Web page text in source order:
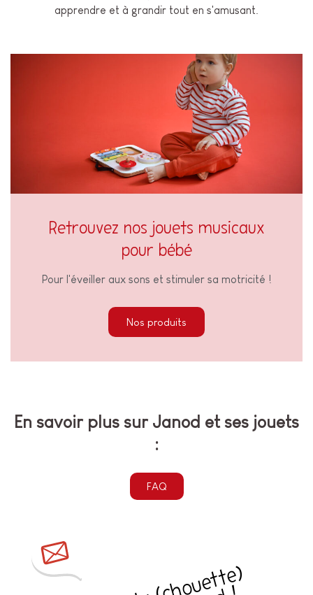
apprendre et à grandir tout en s'amusant.
Retrouvez nos jouets musicaux
pour bébé
Pour l'éveiller aux sons et stimuler sa motricité !
Nos produits
En savoir plus sur Janod et ses jouets
:
FAQ